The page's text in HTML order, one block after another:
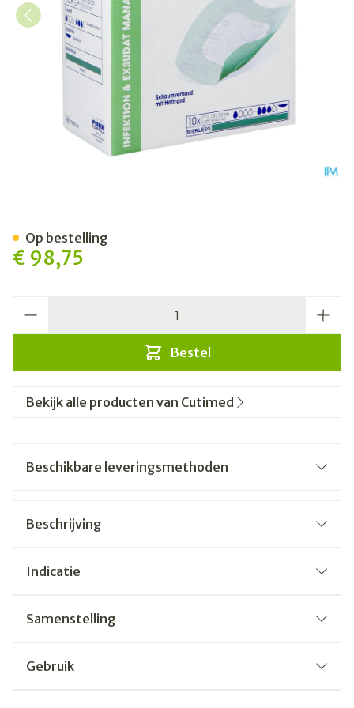
€ 98,75
Bestel
Op bestelling
Bekijk alle producten van Cutimed
Beschikbare leveringsmethoden
Beschrijving
Indicatie
Samenstelling
Gebruik